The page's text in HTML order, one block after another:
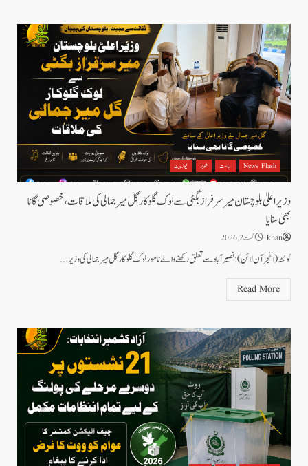
News Flash سیاست شوبز نیوز بیٹ
وزیر اعلیٰ بلوچستان میر سرفراز بگٹی سے لوک گلوکار گل میر جمالی کی ملاقات، خصوصی گانا
بھی سنایا
khan اگست 2, 2026
کوئٹہ (الفجرآن لائن): نصیر آباد سے تعلق رکھنے والے نامور لوک گلوکار گل میر جمالی کی وزیر...
Read More